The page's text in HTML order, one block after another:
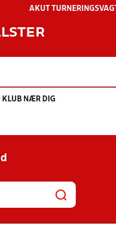
AKUT TURNERINGSVAGT
KLUB NÆR DIG